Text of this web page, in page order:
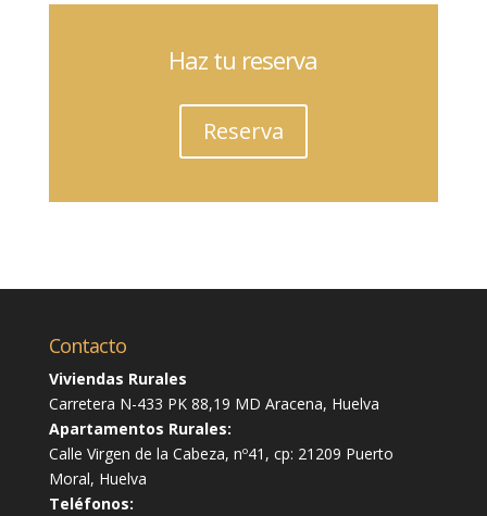
Haz tu reserva
Reserva
Contacto
Viviendas Rurales
Carretera N-433 PK 88,19 MD Aracena, Huelva
Apartamentos Rurales:
Calle Virgen de la Cabeza, nº41, cp: 21209 Puerto
Moral, Huelva
Teléfonos: